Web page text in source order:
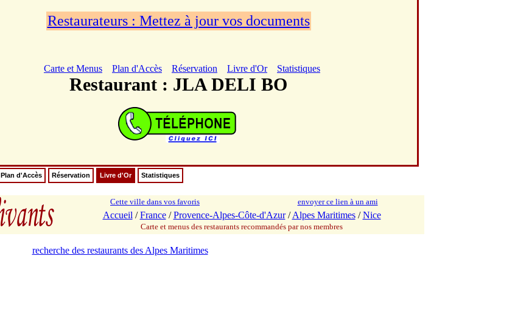
Restaurateurs : Mettez à jour vos documents
Carte et Menus Plan d'Accès Réservation Livre d'Or Statistiques
Restaurant : JLA DELI BO
Plan d'Accès Réservation Livre d'Or Statistiques
Cette ville dans vos favoris envoyer ce lien à un ami
Accueil /France/Provence-Alpes-Côte-d'Azur/Alpes Maritimes/Nice
Carte et menus des restaurants recommandés par nos membres
recherche des restaurants des Alpes Maritimes